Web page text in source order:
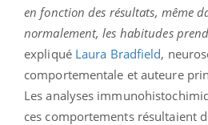
en fonction des résultats, même
normalement, les habitudes
expliqué Laura Bradfield,
comportementale et auteure
Les analyses
ces comportements résultaient